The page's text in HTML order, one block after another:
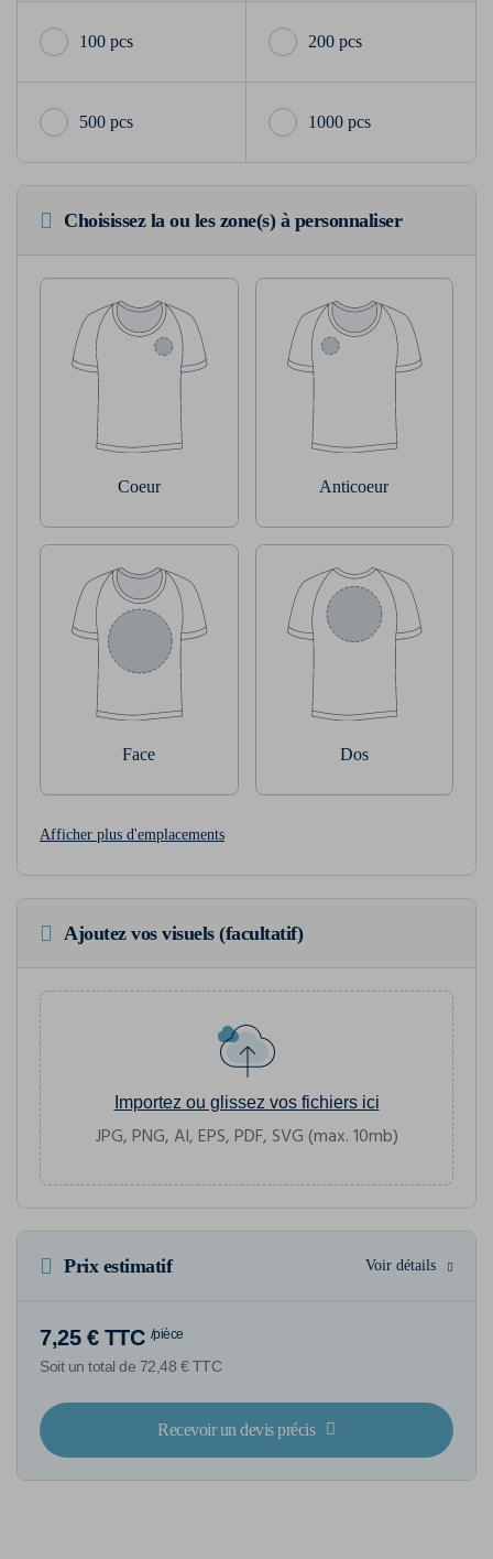
100 pcs 200 pcs
500 pcs 1000 pcs
Choisissez la ou les zone(s) à personnaliser
Coeur Anticoeur
Face Dos
Afficher plus d'emplacements
Ajoutez vos visuels (facultatif)
Importez ou glissez vos fichiers ici
JPG, PNG, AI, EPS, PDF, SVG (max. 10mb)
Prix estimatif Voir détails
7,25 € TTC /pièce
Soit un total de 72,48 € TTC
Recevoir un devis précis